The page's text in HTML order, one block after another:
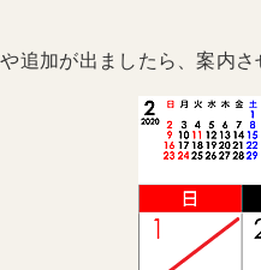
追加が出ましたら、案内